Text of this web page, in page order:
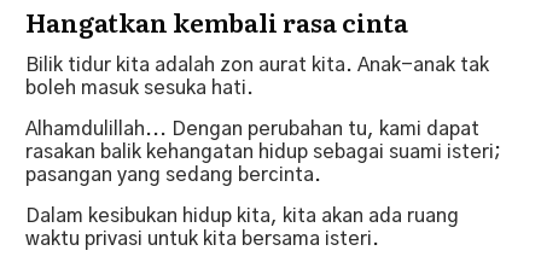
Hangatkan kembali rasa cinta
Bilik tidur kita adalah zon aurat kita. Anak-anak tak
boleh masuk sesuka hati.
Alhamdulillah... Dengan perubahan tu, kami dapat
rasakan balik kehangatan hidup sebagai suami isteri;
pasangan yang sedang bercinta.
Dalam kesibukan hidup kita, kita akan ada ruang
waktu privasi untuk kita bersama isteri.